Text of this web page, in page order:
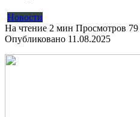
Новости
На чтение 2 мин Просмотров 79
Опубликовано 11.08.2025